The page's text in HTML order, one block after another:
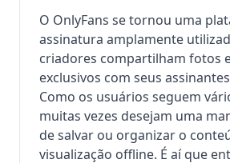
O OnlyFans se tornou uma
assinatura amplamente
criadores compartilham fotos
exclusivos com seus
Como os usuários seguem
muitas vezes desejam uma
de salvar ou organizar o
visualização offline. É aí que